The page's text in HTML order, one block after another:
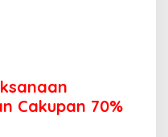
Cakupan 70%